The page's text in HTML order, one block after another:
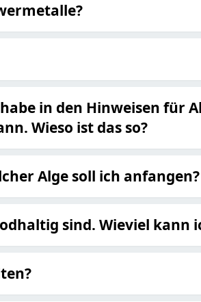
in den Hinweisen für
Wieso ist das so?
Alge soll ich anfangen?
sind. Wieviel